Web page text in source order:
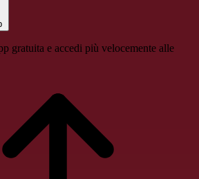
gratuita e accedi più velocemente alle